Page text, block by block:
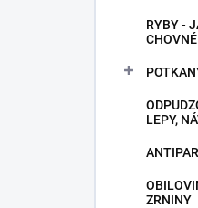
RYBY -
CHOVNÉ
LEPY,
ZRNINY